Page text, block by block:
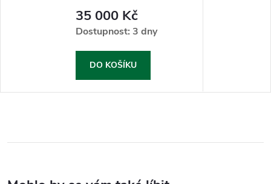
35 000 Kč
Dostupnost: 3 dny
DO KOŠÍKU